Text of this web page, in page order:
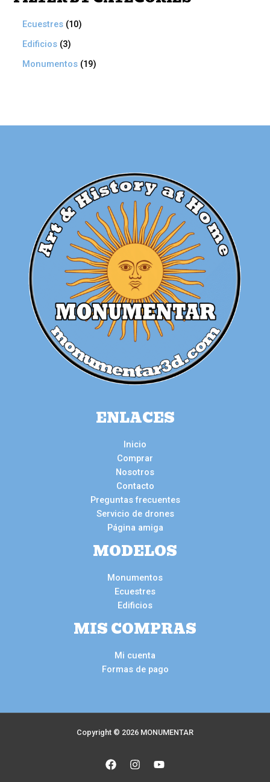
Ecuestres 10
Edificios 3
Monumentos 19
ENLACES
Inicio
Comprar
Nosotros
Contacto
Preguntas frecuentes
Servicio de drones
Página amiga
MODELOS
Monumentos
Ecuestres
Edificios
MIS COMPRAS
Mi cuenta
Formas de pago
Copyright © 2026 MONUMENTAR